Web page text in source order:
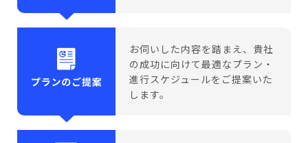
お伺いした内容を踏まえ、貴社
の成功に向けて最適なプラン・
進行スケジュールをご提案いた
します。